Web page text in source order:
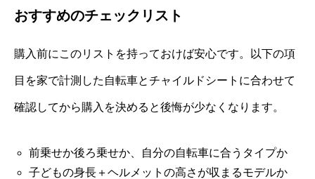
おすすめのチェックリスト
購入前にこのリストを持っておけば安心です。以下の項
目を家で計測した自転車とチャイルドシートに合わせて
確認してから購入を決めると後悔が少なくなります。
前乗せか後ろ乗せか、自分の自転車に合うタイプか
子どもの身長＋ヘルメットの高さが収まるモデルか